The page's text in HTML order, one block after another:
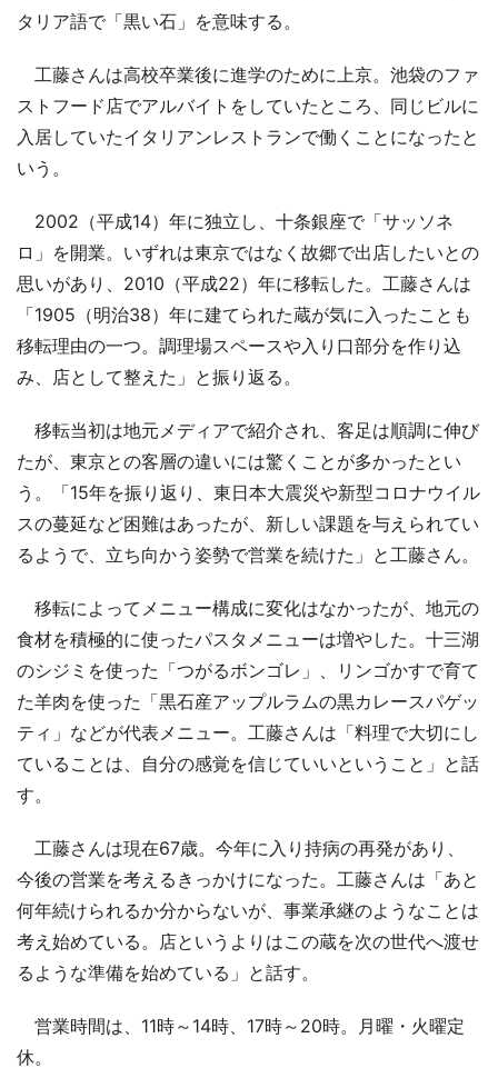
タリア語で「黒い石」を意味する。
工藤さんは高校卒業後に進学のために上京。池袋のファ
ストフード店でアルバイトをしていたところ、同じビルに
入居していたイタリアンレストランで働くことになったと
いう。
2002（平成14）年に独立し、十条銀座で「サッソネ
ロ」を開業。いずれは東京ではなく故郷で出店したいとの
思いがあり、2010（平成22）年に移転した。工藤さんは
「1905（明治38）年に建てられた蔵が気に入ったことも
移転理由の一つ。調理場スペースや入り口部分を作り込
み、店として整えた」と振り返る。
移転当初は地元メディアで紹介され、客足は順調に伸び
たが、東京との客層の違いには驚くことが多かったとい
う。「15年を振り返り、東日本大震災や新型コロナウイル
スの蔓延など困難はあったが、新しい課題を与えられてい
るようで、立ち向かう姿勢で営業を続けた」と工藤さん。
移転によってメニュー構成に変化はなかったが、地元の
食材を積極的に使ったパスタメニューは増やした。十三湖
のシジミを使った「つがるボンゴレ」、リンゴかすで育て
た羊肉を使った「黒石産アップルラムの黒カレースパゲッ
ティ」などが代表メニュー。工藤さんは「料理で大切にし
ていることは、自分の感覚を信じていいということ」と話
す。
工藤さんは現在67歳。今年に入り持病の再発があり、
今後の営業を考えるきっかけになった。工藤さんは「あと
何年続けられるか分からないが、事業承継のようなことは
考え始めている。店というよりはこの蔵を次の世代へ渡せ
るような準備を始めている」と話す。
営業時間は、11時～14時、17時～20時。月曜・火曜定
休。